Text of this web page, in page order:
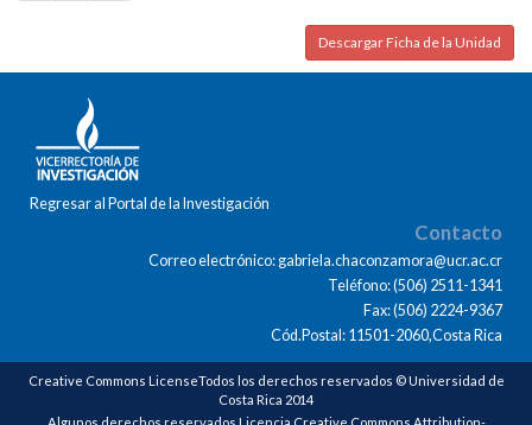
Descargar Ficha de la Unidad
Regresar al Portal de la Investigación
Contacto
Correo electrónico: gabriela.chaconzamora@ucr.ac.cr
Teléfono: (506) 2511-1341
Fax: (506) 2224-9367
Cód.Postal: 11501-2060,Costa Rica
Creative Commons LicenseTodos los derechos reservados © Universidad de
Costa Rica 2014